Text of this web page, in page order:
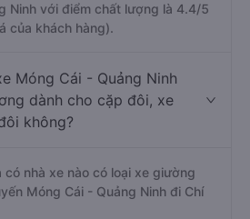
Ninh với điểm chất lượng là 4.4/5
của khách hàng).
Móng Cái - Quảng Ninh
dành cho cặp đôi, xe
không?
có nhà xe nào có loại xe giường
Móng Cái - Quảng Ninh đi Chí